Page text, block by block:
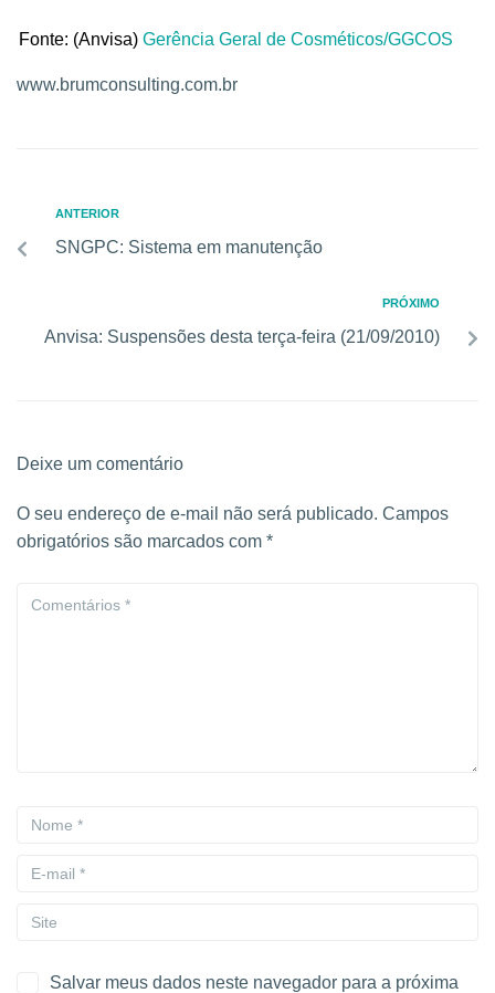
Fonte: (Anvisa) Gerência Geral de Cosméticos/GGCOS
www.brumconsulting.com.br
ANTERIOR
SNGPC: Sistema em manutenção
PRÓXIMO
Anvisa: Suspensões desta terça-feira (21/09/2010)
Deixe um comentário
O seu endereço de e-mail não será publicado. Campos
obrigatórios são marcados com *
Salvar meus dados neste navegador para a próxima